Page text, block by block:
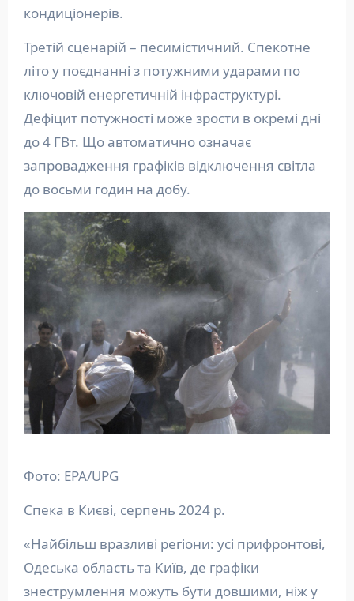
кондиціонерів.
Третій сценарій – песимістичний. Спекотне
літо у поєднанні з потужними ударами по
ключовій енергетичній інфраструктурі.
Дефіцит потужності може зрости в окремі дні
до 4 ГВт. Що автоматично означає
запровадження графіків відключення світла
до восьми годин на добу.
Фото: EPA/UPG
Спека в Києві, серпень 2024 р.
«Найбільш вразливі регіони: усі прифронтові,
Одеська область та Київ, де графіки
знеструмлення можуть бути довшими, ніж у